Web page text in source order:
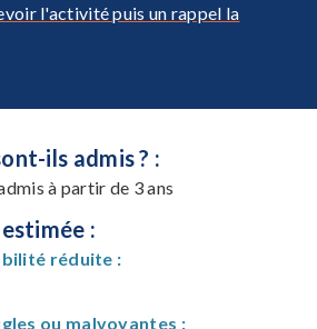
l'activité puis un rappel la
ils admis ? :
à partir de 3 ans
:
réduite :
ou malvoyantes :